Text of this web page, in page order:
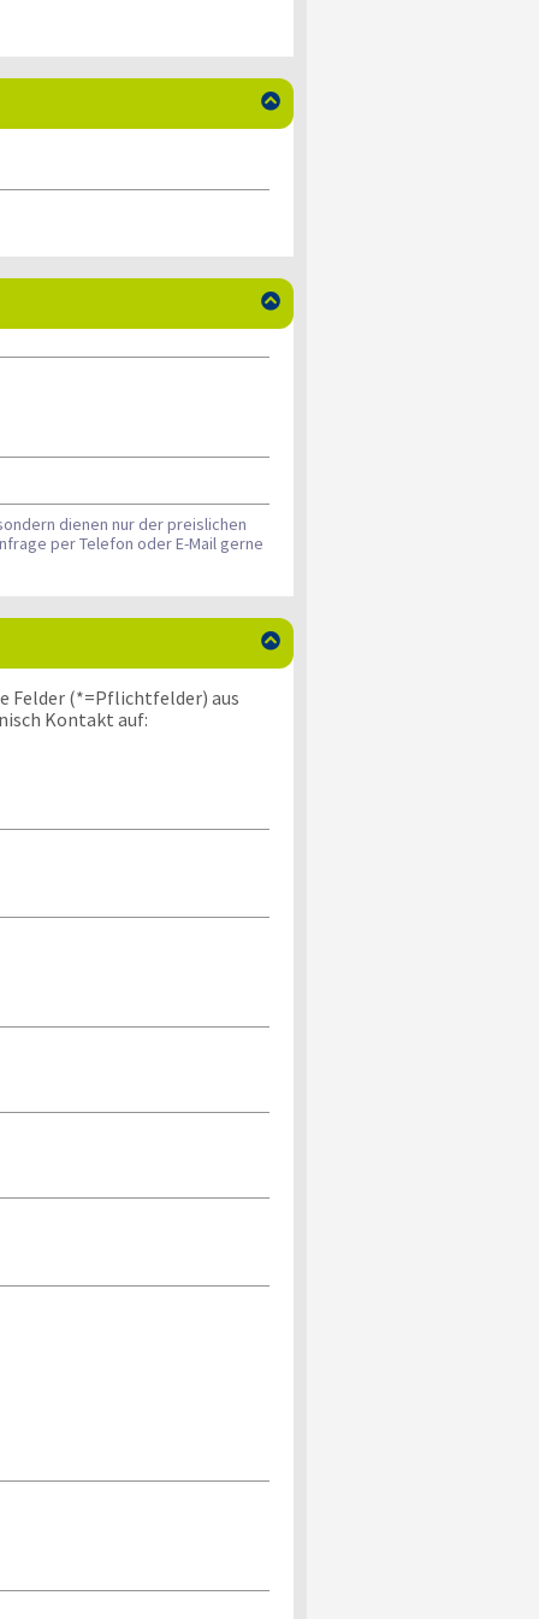


dienen nur der preislichen
per Telefon oder E-Mail gerne

Felder (*=Pflichtfelder) aus
Kontakt auf: